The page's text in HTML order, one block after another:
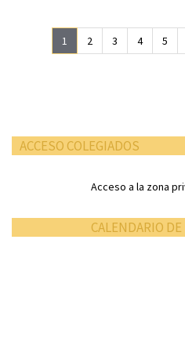
1 2 3 4 5
ACCESO COLEGIADOS
Acceso a la zona
CALENDARIO